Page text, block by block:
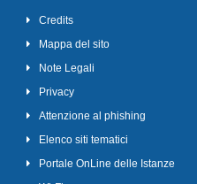
Credits
Mappa del sito
Note Legali
Privacy
Attenzione al phishing
Elenco siti tematici
Portale OnLine delle Istanze